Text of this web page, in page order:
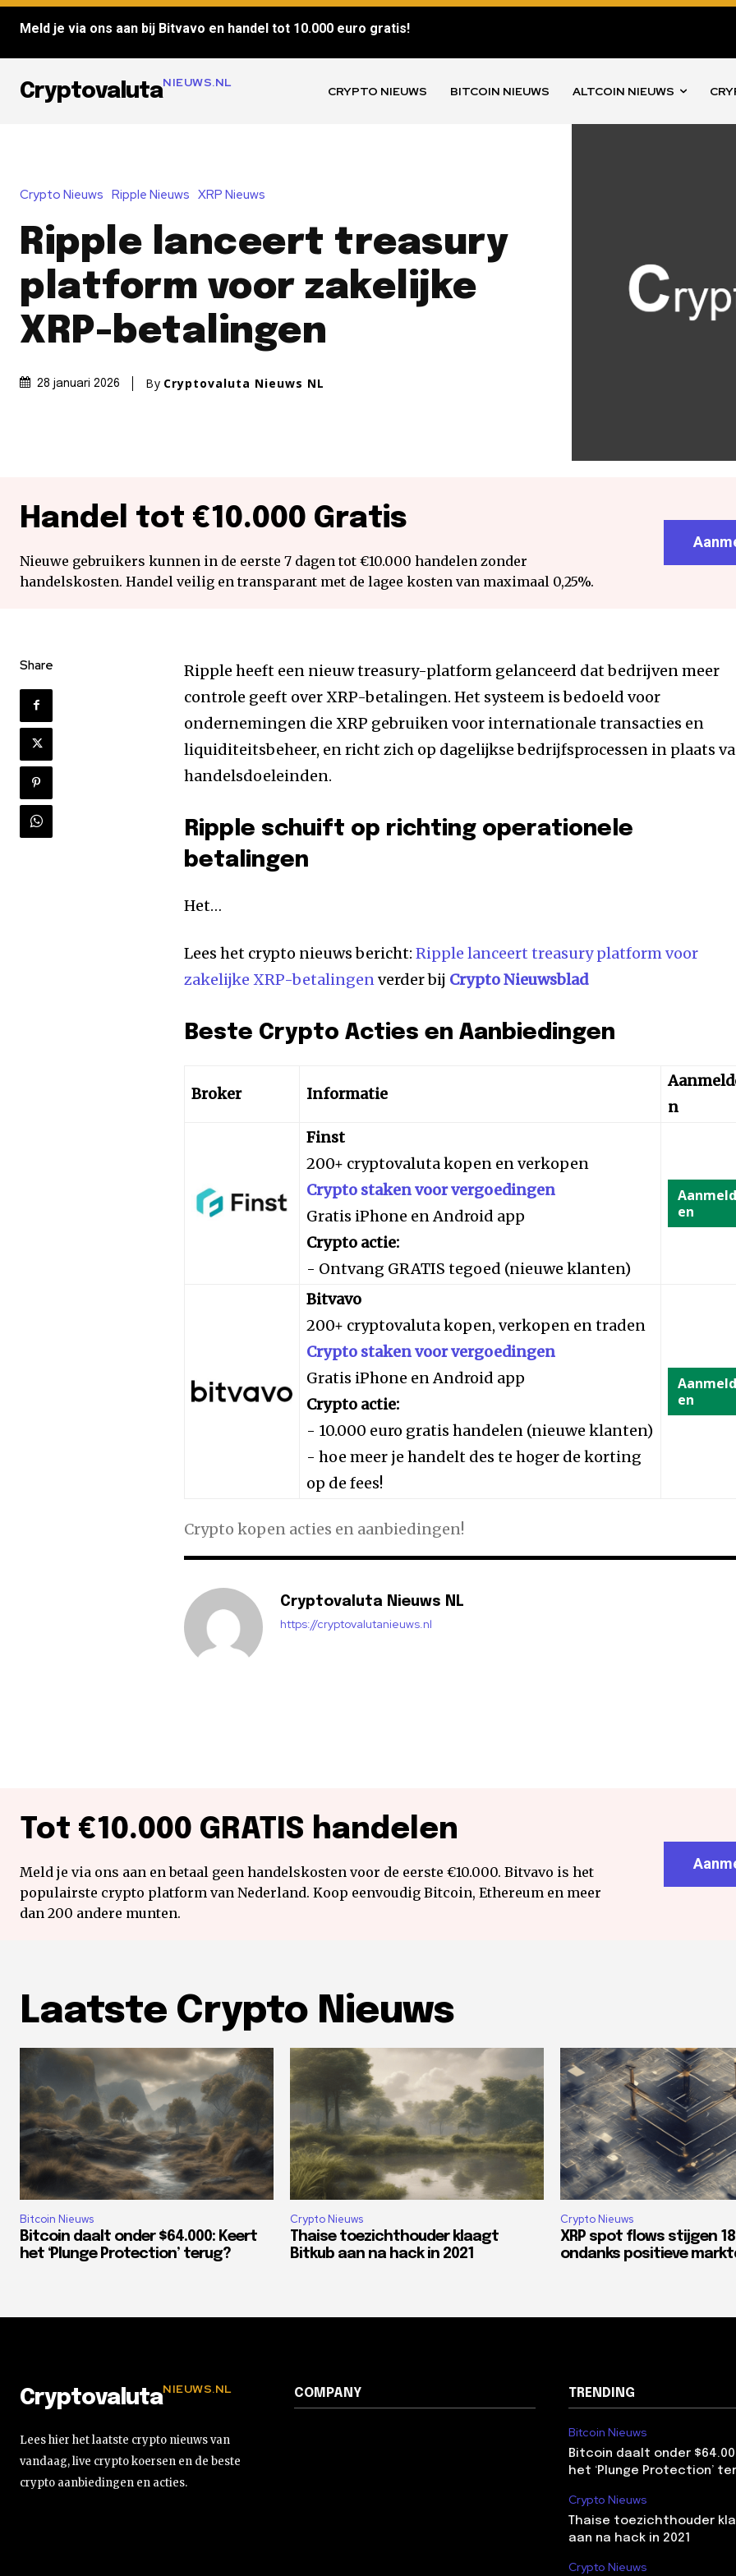
Meld je via ons aan bij Bitvavo en handel tot 10.000 euro gratis!
CryptovalutaNIEUWS.NL
CRYPTO NIEUWS BITCOIN NIEUWS ALTCOIN NIEUWS
Crypto Nieuws Ripple Nieuws XRP Nieuws
Ripple lanceert treasury
platform voor zakelijke
XRP-betalingen
28 januari 2026 By Cryptovaluta Nieuws NL
Handel tot €10.000 Gratis
Nieuwe gebruikers kunnen in de eerste 7 dagen tot €10.000 handelen zonder
handelskosten. Handel veilig en transparant met de lagee kosten van maximaal 0,25%.
Share
Ripple heeft een nieuw treasury-platform gelanceerd dat bedrijven meer
controle geeft over XRP-betalingen. Het systeem is bedoeld voor
ondernemingen die XRP gebruiken voor internationale transacties en
liquiditeitsbeheer, en richt zich op dagelijkse bedrijfsprocessen in plaats
handelsdoeleinden.
Ripple schuift op richting operationele
betalingen
Het…
Lees het crypto nieuws bericht:Ripple lanceert treasury platform voor
zakelijke XRP-betalingen verder bij Crypto Nieuwsblad
Beste Crypto Acties en Aanbiedingen
Broker Informatie
n
Finst
200+ cryptovaluta kopen en verkopen
Crypto staken voor vergoedingen
Gratis iPhone en Android app
Crypto actie:
- Ontvang GRATIS tegoed (nieuwe klanten)
en
Bitvavo
200+ cryptovaluta kopen, verkopen en traden
Crypto staken voor vergoedingen
Gratis iPhone en Android app
Crypto actie:
- 10.000 euro gratis handelen (nieuwe klanten)
- hoe meer je handelt des te hoger de korting
op de fees!
en
Crypto kopen acties en aanbiedingen!
Cryptovaluta Nieuws NL
https://cryptovalutanieuws.nl
Tot €10.000 GRATIS handelen
Meld je via ons aan en betaal geen handelskosten voor de eerste €10.000. Bitvavo is het
populairste crypto platform van Nederland. Koop eenvoudig Bitcoin, Ethereum en meer
dan 200 andere munten.
Laatste Crypto Nieuws
Bitcoin Nieuws
Bitcoin daalt onder $64.000: Keert
het ‘Plunge Protection’ terug?
Crypto Nieuws
Thaise toezichthouder klaagt
Bitkub aan na hack in 2021
Crypto Nieuws
XRP spot flows stijgen
ondanks positieve
CryptovalutaNIEUWS.NL
Lees hier het laatste crypto nieuws van
vandaag, live crypto koersen en de beste
crypto aanbiedingen en acties.
COMPANY TRENDING
Bitcoin Nieuws
Bitcoin daalt onder
het ‘Plunge Protection’
Crypto Nieuws
Thaise toezichthouder
aan na hack in 2021
Crypto Nieuws